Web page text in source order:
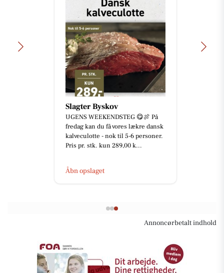
Slagter Byskov
UGENS WEEKENDSTEG 😋🍖 På
fredag kan du få vores lækre dansk
kalveculotte - nok til 5-6 personer.
Pris pr. stk. kun 289,00 k...
Åbn opslaget
Annoncørbetalt indhold